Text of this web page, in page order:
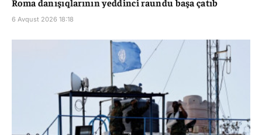
6 Avqust 2026 18:18